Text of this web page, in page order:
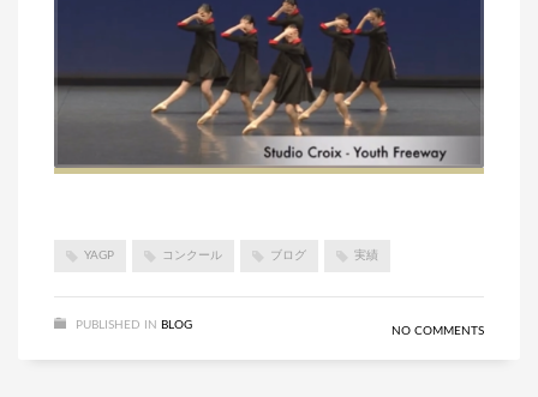
YAGP コンクール ブログ 実績
PUBLISHED IN BLOG NO COMMENTS